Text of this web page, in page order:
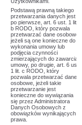
Podstawą prawną takiego
przetwarzania danych jest
po pierwsze, art. 6 ust. 1 lit.
b RODO, który pozwala
przetwarzać dane osobowe,
jeżeli są one konieczne do
wykonania umowy lub
podjęcia czynności
zmierzających do zawarcia
umowy, po drugie, art. 6 ust.
1 lit. c RODO, który
pozwala przetwarzać dane
osobowe, jeżeli takie
przetwarzanie jest
konieczne do wywiązania
się przez Administratora
Danych Osobowych z
obowiązków wynikających z
prawa.